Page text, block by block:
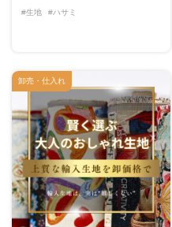
#生地 #ハサミ
卸売・仕入れ